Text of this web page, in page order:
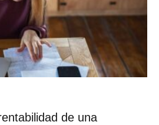
de una